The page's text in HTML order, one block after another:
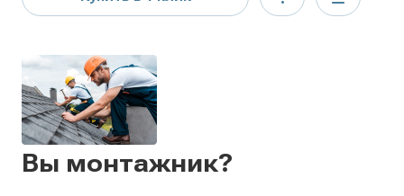
Вы монтажник?